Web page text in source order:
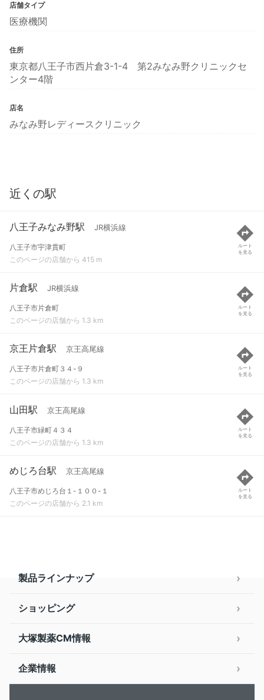
店舗タイプ
医療機関
住所
東京都八王子市西片倉3-1-4 第2みなみ野クリニックセ
ンター4階
店名
みなみ野レディースクリニック
近くの駅
八王子みなみ野駅 JR横浜線
八王子市宇津貫町
このページの店舗から 415 m
ルート
を見る
片倉駅 JR横浜線
八王子市片倉町
このページの店舗から 1.3 km
ルート
を見る
京王片倉駅 京王高尾線
八王子市片倉町３４-９
このページの店舗から 1.3 km
ルート
を見る
山田駅 京王高尾線
八王子市緑町４３４
このページの店舗から 1.3 km
ルート
を見る
めじろ台駅 京王高尾線
八王子市めじろ台１-１００-１
このページの店舗から 2.1 km
ルート
を見る
製品ラインナップ
ショッピング
大塚製薬CM情報
企業情報